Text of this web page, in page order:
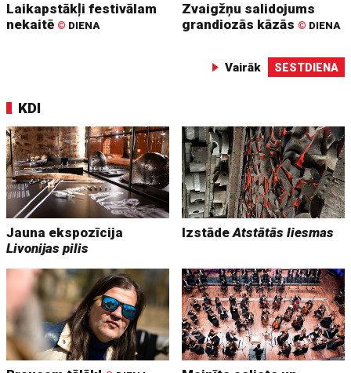
Laikapstākļi festivālam
nekaitē © DIENA
Zvaigžņu salidojums
grandiozās kāzās © DIENA
Vairāk SESTDIENA
KDI
Jauna ekspozīcija
Livonijas pilis
IzstādeAtstātās liesmas